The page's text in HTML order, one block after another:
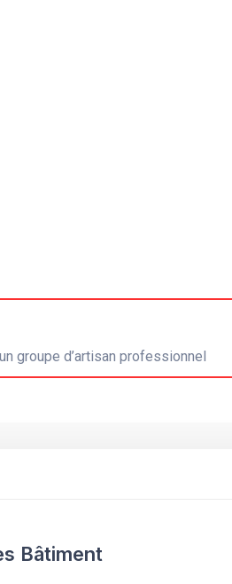
groupe d’artisan professionnel
Bâtiment